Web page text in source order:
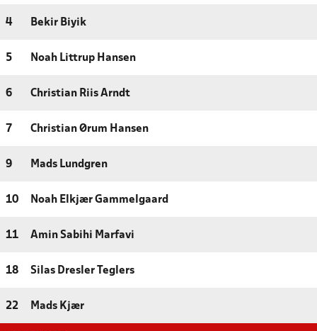
4 Bekir Biyik
5 Noah Littrup Hansen
6 Christian Riis Arndt
7 Christian Ørum Hansen
9 Mads Lundgren
10 Noah Elkjær Gammelgaard
11 Amin Sabihi Marfavi
18 Silas Dresler Teglers
22 Mads Kjær